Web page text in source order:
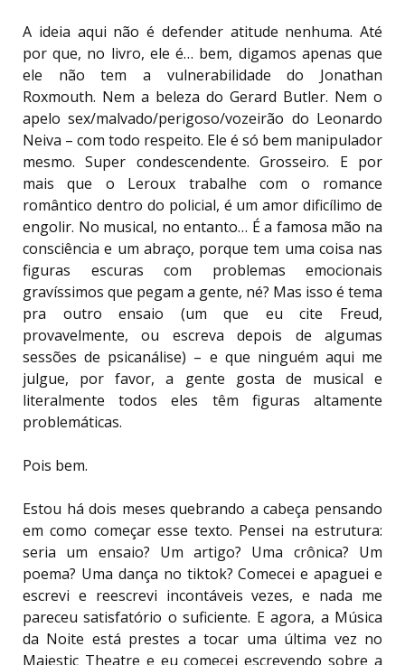
A ideia aqui não é defender atitude nenhuma. Até
por que, no livro, ele é… bem, digamos apenas que
ele não tem a vulnerabilidade do Jonathan
Roxmouth. Nem a beleza do Gerard Butler. Nem o
apelo sex/malvado/perigoso/vozeirão do Leonardo
Neiva – com todo respeito. Ele é só bem manipulador
mesmo. Super condescendente. Grosseiro. E por
mais que o Leroux trabalhe com o romance
romântico dentro do policial, é um amor dificílimo de
engolir. No musical, no entanto… É a famosa mão na
consciência e um abraço, porque tem uma coisa nas
figuras escuras com problemas emocionais
gravíssimos que pegam a gente, né? Mas isso é tema
pra outro ensaio (um que eu cite Freud,
provavelmente, ou escreva depois de algumas
sessões de psicanálise) – e que ninguém aqui me
julgue, por favor, a gente gosta de musical e
literalmente todos eles têm figuras altamente
problemáticas.
Pois bem.
Estou há dois meses quebrando a cabeça pensando
em como começar esse texto. Pensei na estrutura:
seria um ensaio? Um artigo? Uma crônica? Um
poema? Uma dança no tiktok? Comecei e apaguei e
escrevi e reescrevi incontáveis vezes, e nada me
pareceu satisfatório o suficiente. E agora, a Música
da Noite está prestes a tocar uma última vez no
Majestic Theatre e eu comecei escrevendo sobre a